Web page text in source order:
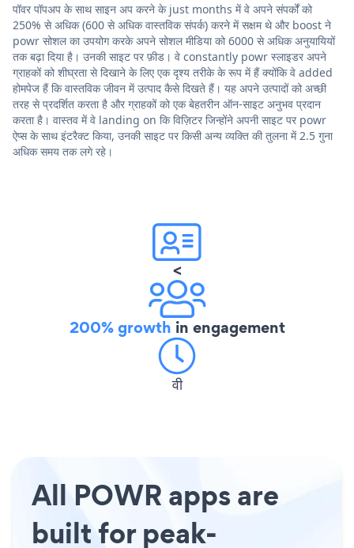
पॉवर पॉपअप के साथ साइन अप करने के just months में वे अपने संपर्कों को
250% से अधिक (600 से अधिक वास्तविक संपर्क) करने में सक्षम थे और boost ने
powr सोशल का उपयोग करके अपने सोशल मीडिया को 6000 से अधिक अनुयायियों
तक बढ़ा दिया है। उनकी साइट पर फ़ीड। वे constantly powr स्लाइडर अपने
ग्राहकों को शीघ्रता से दिखाने के लिए एक दृश्य तरीके के रूप में हैं क्योंकि वे added
होमपेज हैं कि वास्तविक जीवन में उत्पाद कैसे दिखते हैं। यह अपने उत्पादों को अच्छी
तरह से प्रदर्शित करता है और ग्राहकों को एक बेहतरीन ऑन-साइट अनुभव प्रदान
करता है। वास्तव में वे landing on कि विज़िटर जिन्होंने अपनी साइट पर powr
ऐप्स के साथ इंटरैक्ट किया, उनकी साइट पर किसी अन्य व्यक्ति की तुलना में 2.5 गुना
अधिक समय तक लगे रहे।
<
200% growth in engagement
वी
All POWR apps are
built for peak-